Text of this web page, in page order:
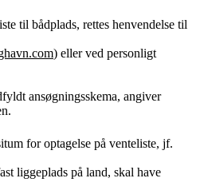
til bådplads, rettes henvendelse til
) eller ved personligt
ansøgningsskema, angiver
for optagelse på venteliste, jf.
liggeplads på land, skal have